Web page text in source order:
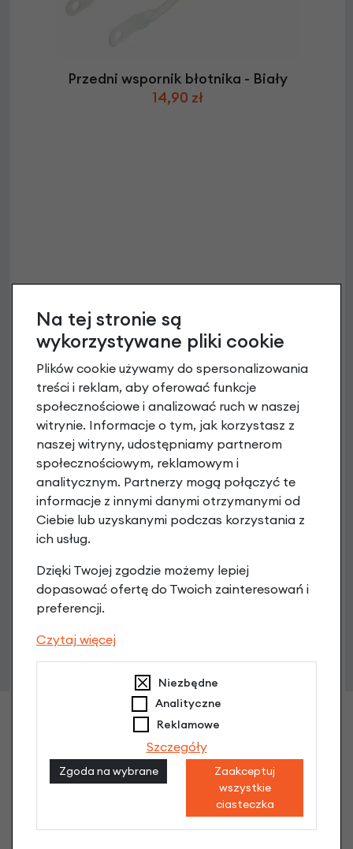
Przedni wspornik błotnika - Biały
14,90 zł
Na tej stronie są
wykorzystywane pliki cookie
Plików cookie używamy do spersonalizowania
treści i reklam, aby oferować funkcje
społecznościowe i analizować ruch w naszej
witrynie. Informacje o tym, jak korzystasz z
naszej witryny, udostępniamy partnerom
społecznościowym, reklamowym i
analitycznym. Partnerzy mogą połączyć te
informacje z innymi danymi otrzymanymi od
Ciebie lub uzyskanymi podczas korzystania z
ich usług.
Dzięki Twojej zgodzie możemy lepiej
dopasować ofertę do Twoich zainteresowań i
preferencji.
Czytaj więcej
Niezbędne
Analityczne
Reklamowe
Szczegóły
Zgoda na wybrane
Zaakceptuj
wszystkie
ciasteczka